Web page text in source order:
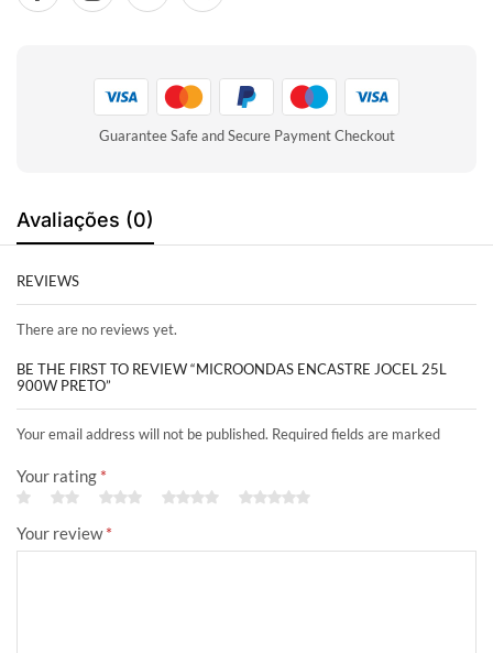
Guarantee Safe and Secure Payment Checkout
Avaliações (0)
REVIEWS
There are no reviews yet.
BE THE FIRST TO REVIEW “MICROONDAS ENCASTRE JOCEL 25L
900W PRETO”
Your email address will not be published. Required fields are marked
Your rating *
Your review*